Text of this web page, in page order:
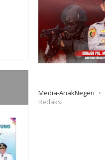
Media-AnakNegeri
Redaksi